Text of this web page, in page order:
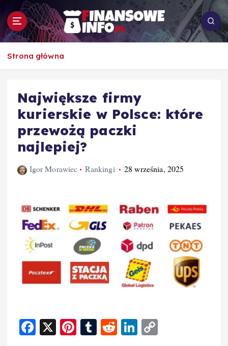
p
To i owo o rachunkowości, pracy, biznesie i
Strona główna
Największe firmy
kurierskie w Polsce: które
przewożą paczki
najlepiej?
Igor Morawiec Rankingi 28 września, 2025
F
X
Pi T
R
Li